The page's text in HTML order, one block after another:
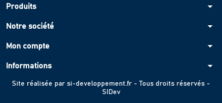
Produits arrow_drop_down
Notre société arrow_drop_down
Mon compte arrow_drop_down
Informations arrow_drop_down
Site réalisée par si-developpement.fr - Tous droits réservés -
SIDev